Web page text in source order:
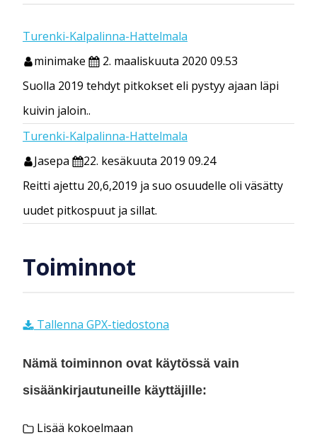
Turenki-Kalpalinna-Hattelmala
minimake
2. maaliskuuta 2020 09.53
Suolla 2019 tehdyt pitkokset eli pystyy ajaan läpi
kuivin jaloin..
Turenki-Kalpalinna-Hattelmala
Jasepa
22. kesäkuuta 2019 09.24
Reitti ajettu 20,6,2019 ja suo osuudelle oli väsätty
uudet pitkospuut ja sillat.
Toiminnot
Tallenna GPX-tiedostona
Nämä toiminnon ovat käytössä vain
sisäänkirjautuneille käyttäjille:
Lisää kokoelmaan